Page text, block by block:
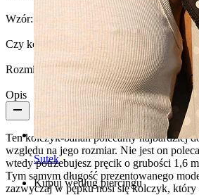
Sutek
Kupuj według piercingu
Wzór: Nietoperz
Czy kolczyk jest powlekany?:Tak, zawieszka
Rozmiar kulki:3 mm
Opis
Ten kolczyk-banan polecamy najbardziej
względu na jego rozmiar. Nie jest on
wtedy potrzebujesz pręcik o grubości 1,6
Tym samym długość prezentowanego
zazwyczaj w pępku nosi się kolczyk, który